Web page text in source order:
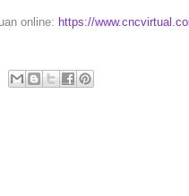
online: https://